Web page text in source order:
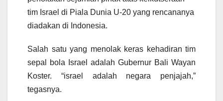
tim Israel di Piala Dunia U-20 yang rencananya
diadakan di Indonesia.
Salah satu yang menolak keras kehadiran tim
sepal bola Israel adalah Gubernur Bali Wayan
Koster. “israel adalah negara penjajah,”
tegasnya.